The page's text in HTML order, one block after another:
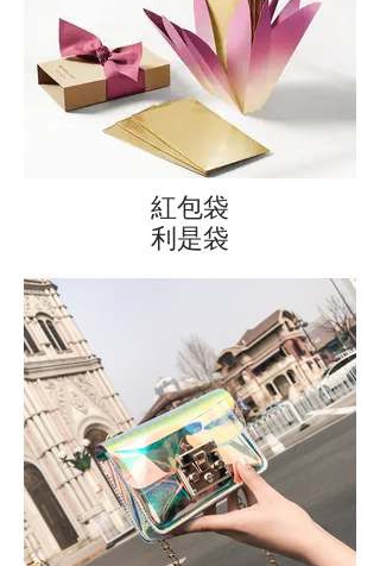
紅包袋
利是袋